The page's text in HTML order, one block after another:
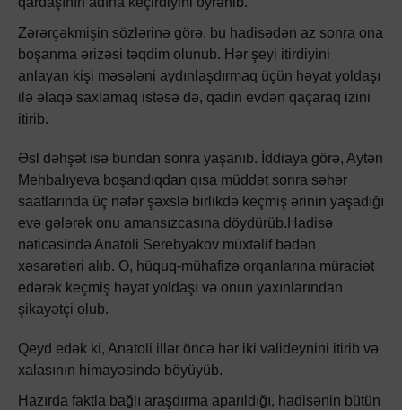
Zərərçəkmişin sözlərinə görə, bu hadisədən az sonra ona
boşanma ərizəsi təqdim olunub. Hər şeyi itirdiyini
anlayan kişi məsələni aydınlaşdırmaq üçün həyat yoldaşı
ilə əlaqə saxlamaq istəsə də, qadın evdən qaçaraq izini
itirib.
Əsl dəhşət isə bundan sonra yaşanıb. İddiaya görə, Aytən
Mehbalıyeva boşandıqdan qısa müddət sonra səhər
saatlarında üç nəfər şəxslə birlikdə keçmiş ərinin yaşadığı
evə gələrək onu amansızcasına döydürüb.Hadisə
nəticəsində Anatoli Serebyakov müxtəlif bədən
xəsarətləri alıb. O, hüquq-mühafizə orqanlarına müraciət
edərək keçmiş həyat yoldaşı və onun yaxınlarından
şikayətçi olub.
Qeyd edək ki, Anatoli illər öncə hər iki valideynini itirib və
xalasının himayəsində böyüyüb.
Hazırda faktla bağlı araşdırma aparıldığı, hadisənin bütün